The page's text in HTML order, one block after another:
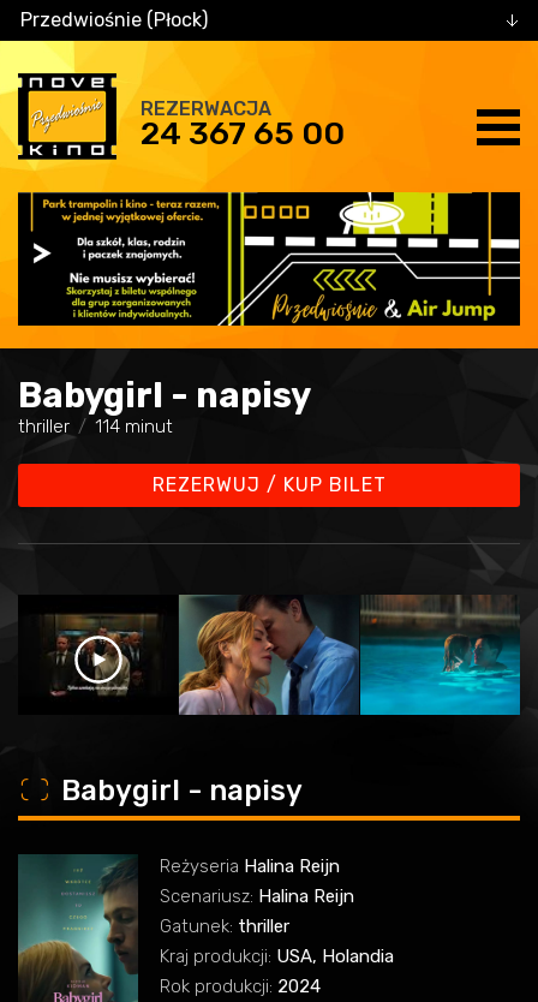
Przedwiośnie (Płock)
REZERWACJA
24 367 65 00
Babygirl - napisy
thriller 114 minut
REZERWUJ / KUP BILET
o Babygirl - napisy
Reżyseria Halina Reijn
Scenariusz: Halina Reijn
Gatunek: thriller
Kraj produkcji: USA, Holandia
Rok produkcji: 2024